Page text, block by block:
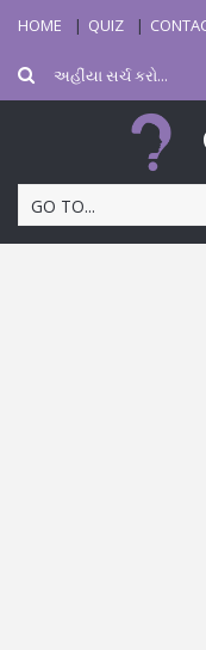
HOME QUIZ
GO TO...